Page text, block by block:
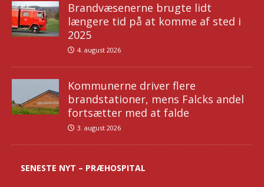
Brandvæsenerne brugte lidt
længere tid på at komme af sted i
2025
4. august 2026
Kommunerne driver flere
brandstationer, mens Falcks andel
fortsætter med at falde
3. august 2026
SENESTE NYT – PRÆHOSPITAL